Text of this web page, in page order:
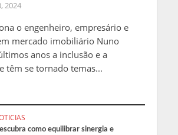
2024
o engenheiro, empresário e
mercado imobiliário Nuno
anos a inclusão e a
têm se tornado temas...
como equilibrar sinergia e